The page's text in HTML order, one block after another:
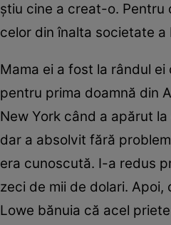
ştiu cine a creat-o. Pentru
celor din înalta societate a
Mama ei a fost la rândul
pentru prima doamnă din
New York când a apărut
dar a absolvit fără
era cunoscută. I-a redus
zeci de mii de dolari.
Lowe bănuia că acel